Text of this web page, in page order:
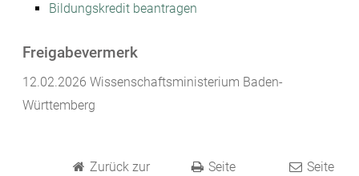
Bildungskredit beantragen
Freigabevermerk
12.02.2026 Wissenschaftsministerium Baden-
Württemberg
Zurück zur
Seite
Seite